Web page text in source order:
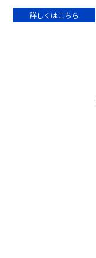
詳しくはこちら